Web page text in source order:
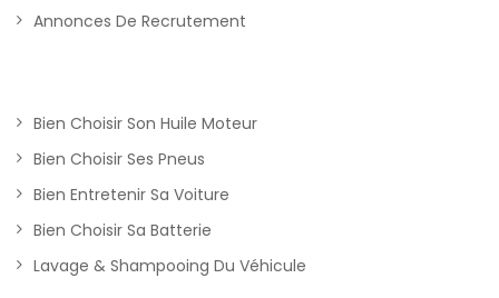
Annonces De Recrutement
Bien Choisir Son Huile Moteur
Bien Choisir Ses Pneus
Bien Entretenir Sa Voiture
Bien Choisir Sa Batterie
Lavage & Shampooing Du Véhicule